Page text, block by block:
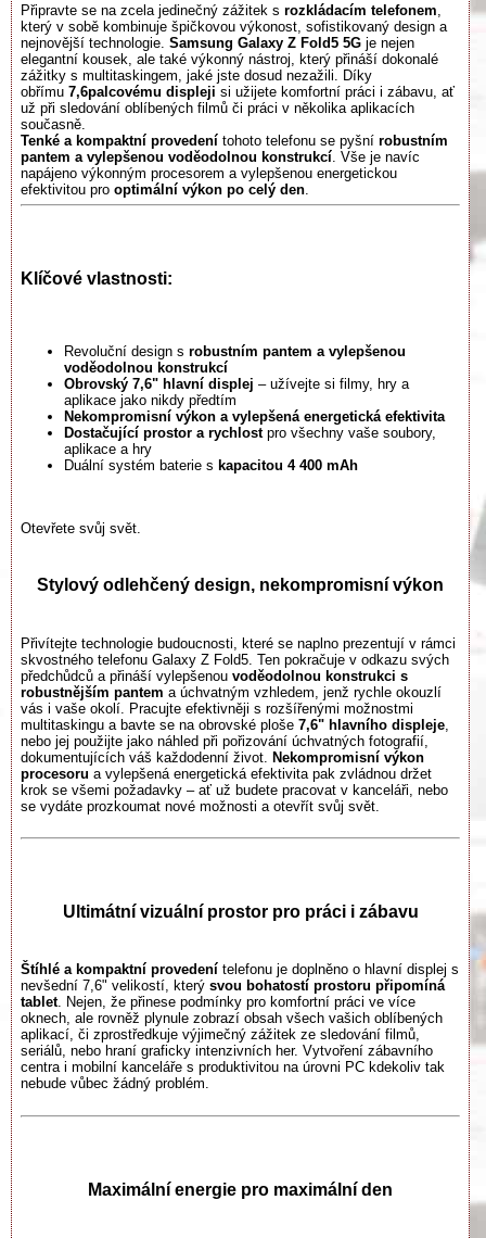
Připravte se na zcela jedinečný zážitek s rozkládacím telefonem
který v sobě kombinuje špičkovou výkonost, sofistikovaný design a
nejnovější technologie. Samsung Galaxy Z Fold5 5G je nejen
elegantní kousek, ale také výkonný nástroj, který přináší dokonalé
zážitky s multitaskingem, jaké jste dosud nezažili. Díky
obřímu 7,6palcovému displeji si užijete komfortní práci i zábavu, ať
už při sledování oblíbených filmů či práci v několika aplikacích
současně.
Tenké a kompaktní provedení tohoto telefonu se pyšní robustním
pantem a vylepšenou voděodolnou konstrukcí . Vše je navíc
napájeno výkonným procesorem a vylepšenou energetickou
efektivitou pro optimální výkon po celý den
Klíčové vlastnosti:
Revoluční design s robustním pantem a vylepšenou
voděodolnou konstrukcí
Obrovský 7,6" hlavní displej – užívejte si filmy, hry a
aplikace jako nikdy předtím
Nekompromisní výkon a vylepšená energetická efektivita
Dostačující prostor a rychlostpro všechny vaše soubory,
aplikace a hry
Duální systém baterie s kapacitou 4 400 mAh
Otevřete svůj svět.
Stylový odlehčený design, nekompromisní výkon
Přivítejte technologie budoucnosti, které se naplno prezentují v rámci
skvostného telefonu Galaxy Z Fold5. Ten pokračuje v odkazu svých
předchůdců a přináší vylepšenou voděodolnou konstrukci s
robustnějším pantem a úchvatným vzhledem, jenž rychle okouzlí
vás i vaše okolí. Pracujte efektivněji s rozšířenými možnostmi
multitaskingu a bavte se na obrovské ploše 7,6" hlavního displeje
nebo jej použijte jako náhled při pořizování úchvatných fotografií,
dokumentujících váš každodenní život. Nekompromisní výkon
procesoru a vylepšená energetická efektivita pak zvládnou držet
krok se všemi požadavky – ať už budete pracovat v kanceláři, nebo
se vydáte prozkoumat nové možnosti a otevřít svůj svět.
Ultimátní vizuální prostor pro práci i zábavu
Štíhlé a kompaktní provedení telefonu je doplněno o hlavní displej s
nevšední 7,6" velikostí, který svou bohatostí prostoru připomíná
tablet. Nejen, že přinese podmínky pro komfortní práci ve více
oknech, ale rovněž plynule zobrazí obsah všech vašich oblíbených
aplikací, či zprostředkuje výjimečný zážitek ze sledování filmů,
seriálů, nebo hraní graficky intenzivních her. Vytvoření zábavního
centra i mobilní kanceláře s produktivitou na úrovni PC kdekoliv tak
nebude vůbec žádný problém.
Maximální energie pro maximální den